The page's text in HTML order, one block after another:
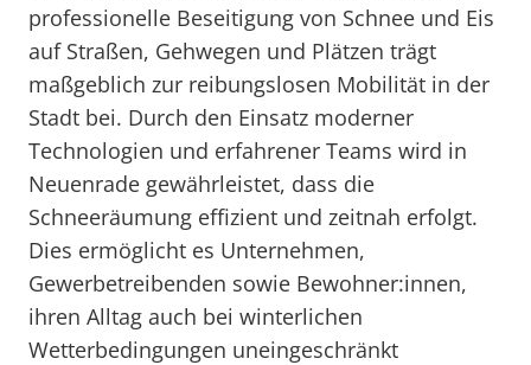
professionelle Beseitigung von Schnee und Eis
auf Straßen, Gehwegen und Plätzen trägt
maßgeblich zur reibungslosen Mobilität in der
Stadt bei. Durch den Einsatz moderner
Technologien und erfahrener Teams wird in
Neuenrade gewährleistet, dass die
Schneeräumung effizient und zeitnah erfolgt.
Dies ermöglicht es Unternehmen,
Gewerbetreibenden sowie Bewohner:innen,
ihren Alltag auch bei winterlichen
Wetterbedingungen uneingeschränkt